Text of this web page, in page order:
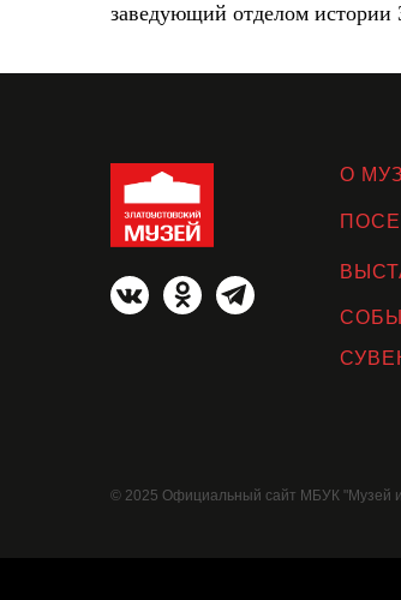
заведующий отделом истории
О
© 2025 Официальный сайт МБУК "Музей